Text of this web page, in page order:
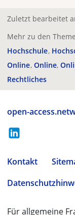
Zuletzt bearbeitet
Mehr zu den
Hochschule
Online Online
Rechtliches
open-
Kontakt
Für allgemeine